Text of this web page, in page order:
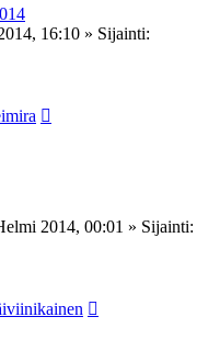
16:10 » Sijainti:
2014, 00:01 » Sijainti: